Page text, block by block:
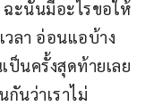
ฉะนั้นมีอะไรขอให้
วลา อ่อนแอบ้าง
ป็นครั้งสุดท้ายเลย
นว่าเราไม่